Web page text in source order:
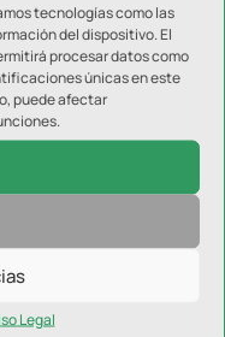
tecnologías como las
del dispositivo. El
procesar datos como
únicas en este
puede afectar
Legal
publicada.